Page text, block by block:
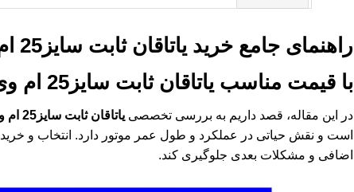
راهنمای جامع خرید یاتاقان ثابت سایز25 ام وی ام110 (4 سیلندر)
با قیمت مناسب یاتاقان ثابت سایز25 ام وی ام110 (4 سیلندر)
در این مقاله، قصد داریم به بررسی تخصصی یاتاقان ثابت سایز25 ام وی ام110 (4 سیلندر)
است و نقش حیاتی در عملکرد و طول عمر موتور دارد. انتخاب و خرید
اضافی و مشکلات بعدی جلوگیری کند.